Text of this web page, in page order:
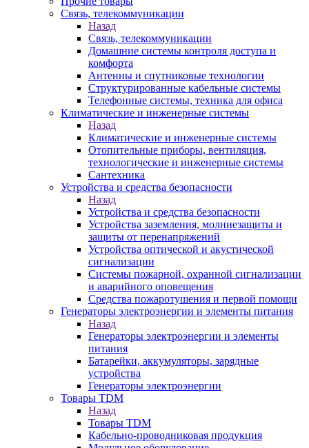
Связь, телекоммуникации
Назад
Связь, телекоммуникации
Домашние системы контроля доступа и
комфорта
Антенны и спутниковые технологии
Структурированные кабельные системы
Телефонные системы, техника для офиса
Климатические и инженерные системы
Назад
Климатические и инженерные системы
Отопительные приборы, вентиляция,
технологические и инженерные системы
Сантехника
Устройства и средства безопасности
Назад
Устройства и средства безопасности
Устройства заземления, молниезащиты и
защиты от перенапряжений
Устройства оптической и акустической
сигнализации
Системы пожарной, охранной сигнализации
и аварийного оповещения
Средства пожаротушения и первой помощи
Генераторы электроэнергии и элементы питания
Назад
Генераторы электроэнергии и элементы
питания
Батарейки, аккумуляторы, зарядные
устройства
Генераторы электроэнергии
Товары TDM
Назад
Товары TDM
Кабельно-проводниковая продукция